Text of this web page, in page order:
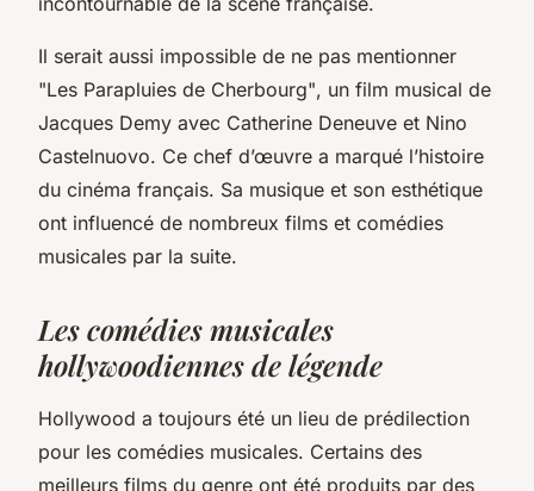
Il serait aussi impossible de ne pas mentionner
"Les Parapluies de Cherbourg", un film musical de
Jacques Demy avec Catherine Deneuve et Nino
Castelnuovo. Ce chef d’œuvre a marqué l’histoire
du cinéma français. Sa musique et son esthétique
ont influencé de nombreux films et comédies
musicales par la suite.
Les comédies musicales
hollywoodiennes de légende
Hollywood a toujours été un lieu de prédilection
pour les comédies musicales. Certains des
meilleurs films du genre ont été produits par des